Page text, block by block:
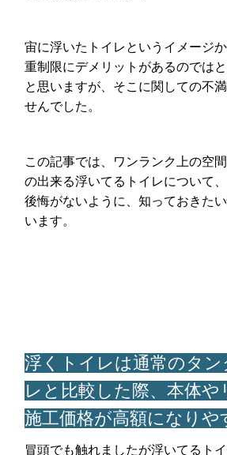
宙に浮いたトイレというイメージ
重制限にデメリットがあるのでは
と思いますが、そこに関しての不
せんでした。
この記事では、ワンランク上の空
の出来る浮いてるトイレについて
後悔がないように、知っておきた
います。
浮くトイレは通常のタン
レと比較した際、本体や
施工価格が高額になりや
冒頭でも触れましたが浮いてるト